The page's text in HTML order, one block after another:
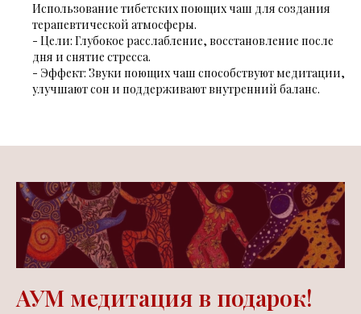
Использование тибетских поющих чаш для создания
терапевтической атмосферы.
- Цели: Глубокое расслабление, восстановление после
дня и снятие стресса.
- Эффект: Звуки поющих чаш способствуют медитации,
улучшают сон и поддерживают внутренний баланс.
АУМ медитация в подарок!